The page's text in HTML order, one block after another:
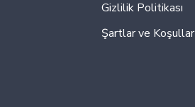
Gizlilik Politikası
Şartlar ve Koşullar